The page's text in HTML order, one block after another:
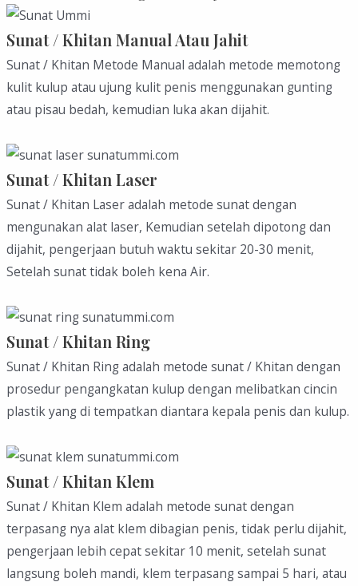
Sunat / Khitan Manual Atau Jahit
Sunat / Khitan Metode Manual adalah metode memotong
kulit kulup atau ujung kulit penis menggunakan gunting
atau pisau bedah, kemudian luka akan dijahit.
Sunat / Khitan Laser
Sunat / Khitan Laser adalah metode sunat dengan
mengunakan alat laser, Kemudian setelah dipotong dan
dijahit, pengerjaan butuh waktu sekitar 20-30 menit,
Setelah sunat tidak boleh kena Air.
Sunat / Khitan Ring
Sunat / Khitan Ring adalah metode sunat / Khitan dengan
prosedur pengangkatan kulup dengan melibatkan cincin
plastik yang di tempatkan diantara kepala penis dan kulup.
Sunat / Khitan Klem
Sunat / Khitan Klem adalah metode sunat dengan
terpasang nya alat klem dibagian penis, tidak perlu dijahit,
pengerjaan lebih cepat sekitar 10 menit, setelah sunat
langsung boleh mandi, klem terpasang sampai 5 hari, atau